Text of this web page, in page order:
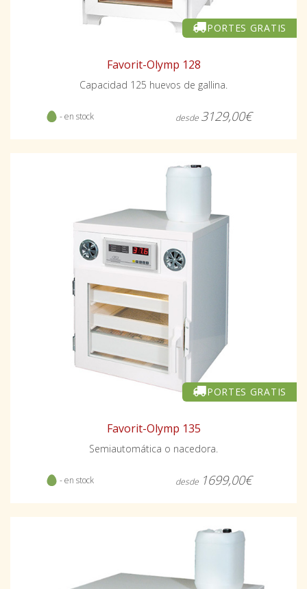
PORTES GRATIS
Favorit-Olymp 128
Capacidad 125 huevos de gallina.
- en stock desde 3129,00€
PORTES GRATIS
Favorit-Olymp 135
Semiautomática o nacedora.
- en stock desde 1699,00€